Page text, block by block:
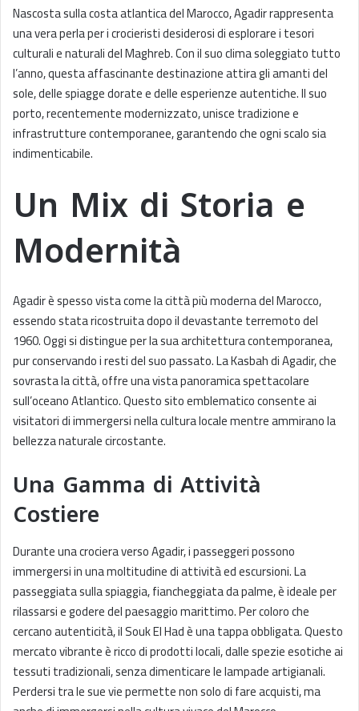
Nascosta sulla costa atlantica del Marocco, Agadir rappresenta
una vera perla per i crocieristi desiderosi di esplorare i tesori
culturali e naturali del Maghreb. Con il suo clima soleggiato tutto
l’anno, questa affascinante destinazione attira gli amanti del
sole, delle spiagge dorate e delle esperienze autentiche. Il suo
porto, recentemente modernizzato, unisce tradizione e
infrastrutture contemporanee, garantendo che ogni scalo sia
indimenticabile.
Un Mix di Storia e
Modernità
Agadir è spesso vista come la città più moderna del Marocco,
essendo stata ricostruita dopo il devastante terremoto del
1960. Oggi si distingue per la sua architettura contemporanea,
pur conservando i resti del suo passato. La Kasbah di Agadir, che
sovrasta la città, offre una vista panoramica spettacolare
sull’oceano Atlantico. Questo sito emblematico consente ai
visitatori di immergersi nella cultura locale mentre ammirano la
bellezza naturale circostante.
Una Gamma di Attività
Costiere
Durante una crociera verso Agadir, i passeggeri possono
immergersi in una moltitudine di attività ed escursioni. La
passeggiata sulla spiaggia, fiancheggiata da palme, è ideale per
rilassarsi e godere del paesaggio marittimo. Per coloro che
cercano autenticità, il Souk El Had è una tappa obbligata. Questo
mercato vibrante è ricco di prodotti locali, dalle spezie esotiche ai
tessuti tradizionali, senza dimenticare le lampade artigianali.
Perdersi tra le sue vie permette non solo di fare acquisti, ma